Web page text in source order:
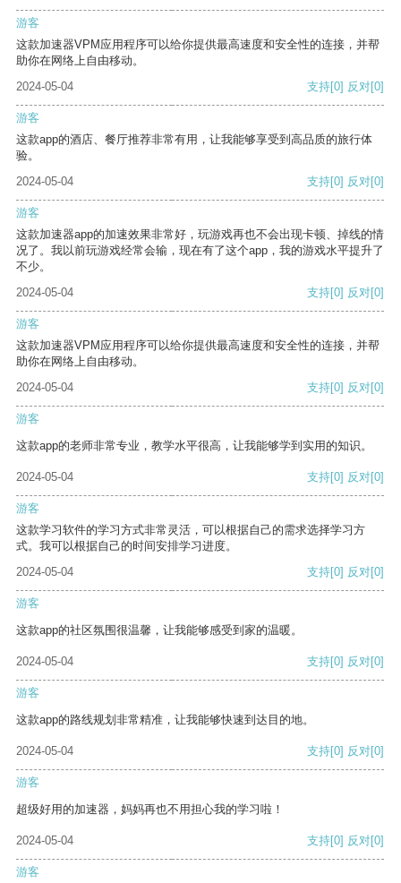
游客
这款加速器VPM应用程序可以给你提供最高速度和安全性的连接，并帮
助你在网络上自由移动。
2024-05-04
支持[0] 反对[0]
游客
这款app的酒店、餐厅推荐非常有用，让我能够享受到高品质的旅行体
验。
2024-05-04
支持[0] 反对[0]
游客
这款加速器app的加速效果非常好，玩游戏再也不会出现卡顿、掉线的情
况了。我以前玩游戏经常会输，现在有了这个app，我的游戏水平提升了
不少。
2024-05-04
支持[0] 反对[0]
游客
这款加速器VPM应用程序可以给你提供最高速度和安全性的连接，并帮
助你在网络上自由移动。
2024-05-04
支持[0] 反对[0]
游客
这款app的老师非常专业，教学水平很高，让我能够学到实用的知识。
2024-05-04 支持[0] 反对[0]
游客
这款学习软件的学习方式非常灵活，可以根据自己的需求选择学习方
式。我可以根据自己的时间安排学习进度。
2024-05-04
支持[0] 反对[0]
游客
这款app的社区氛围很温馨，让我能够感受到家的温暖。
2024-05-04 支持[0] 反对[0]
游客
这款app的路线规划非常精准，让我能够快速到达目的地。
2024-05-04 支持[0] 反对[0]
游客
超级好用的加速器，妈妈再也不用担心我的学习啦！
2024-05-04 支持[0] 反对[0]
游客